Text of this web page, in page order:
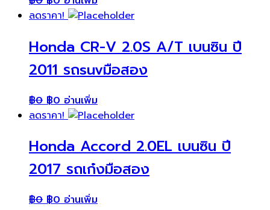
ลดราคา!
Honda CR-V 2.0S A/T เบนซิน ปี
2011 รถsuvมือสอง
฿0 ฿0 อ่านเพิ่ม
ลดราคา!
Honda Accord 2.0EL เบนซิน ปี
2017 รถเก๋งมือสอง
฿0 ฿0 อ่านเพิ่ม